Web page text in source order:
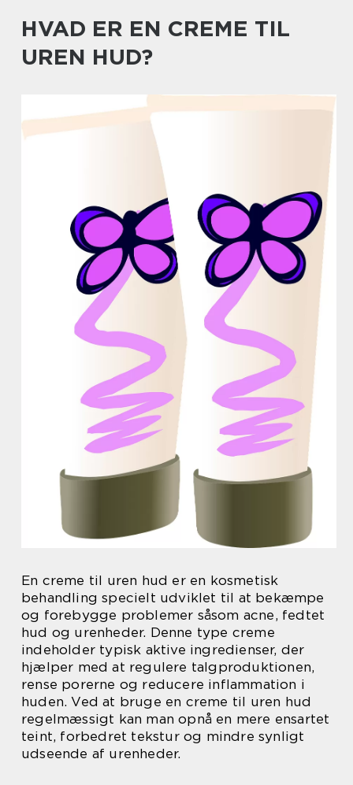
HVAD ER EN CREME TIL
UREN HUD?
En creme til uren hud er en kosmetisk
behandling specielt udviklet til at bekæmpe
og forebygge problemer såsom acne, fedtet
hud og urenheder. Denne type creme
indeholder typisk aktive ingredienser, der
hjælper med at regulere talgproduktionen,
rense porerne og reducere inflammation i
huden. Ved at bruge en creme til uren hud
regelmæssigt kan man opnå en mere ensartet
teint, forbedret tekstur og mindre synligt
udseende af urenheder.